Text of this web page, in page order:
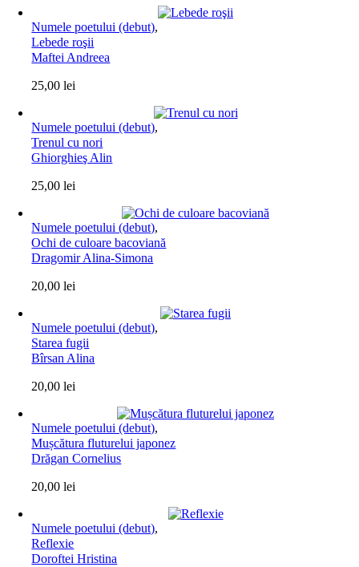
Numele poetului (debut),
Lebede roşii
Maftei Andreea
25,00lei
Numele poetului (debut),
Trenul cu nori
Ghiorghieş Alin
25,00lei
Numele poetului (debut),
Ochi de culoare bacoviană
Dragomir Alina-Simona
20,00lei
Numele poetului (debut),
Starea fugii
Bîrsan Alina
20,00lei
Numele poetului (debut),
Mușcătura fluturelui japonez
Drăgan Cornelius
20,00lei
Numele poetului (debut),
Reflexie
Doroftei Hristina